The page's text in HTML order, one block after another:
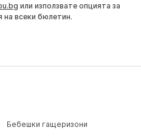
или използвате опцията за
на всеки бюлетин.
Бебешки гащеризони